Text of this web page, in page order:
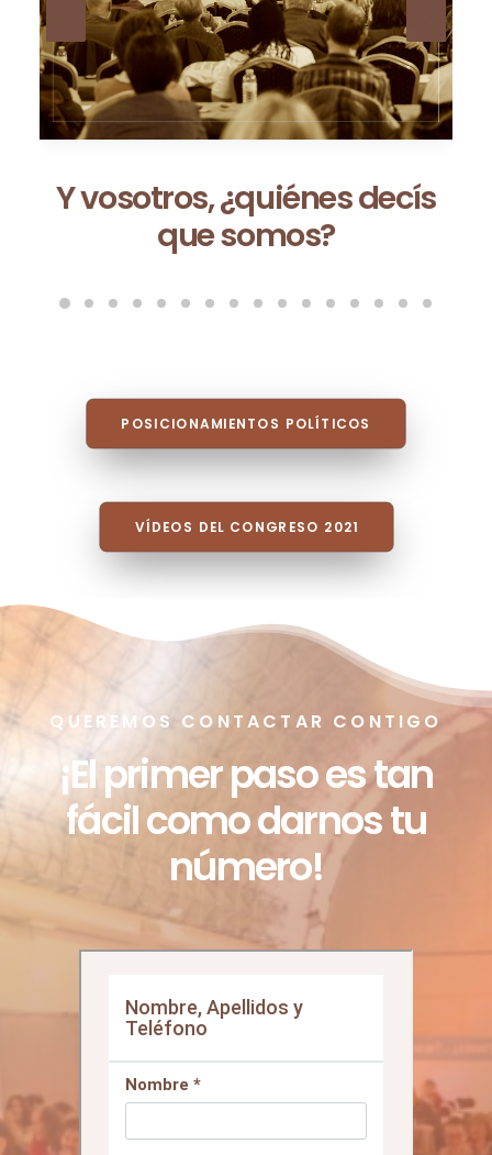
Ceuta no es una excepción:
es la consecuencia de un
vez que se repite
QUEREMOS CONTACTAR CONTIGO
¡El primer paso es tan
fácil como darnos tu
número!